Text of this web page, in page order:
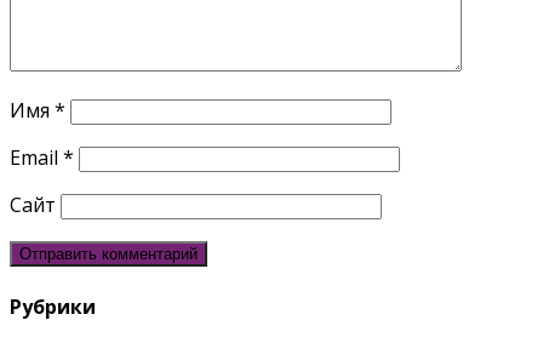
Имя *
Email *
Сайт
Рубрики